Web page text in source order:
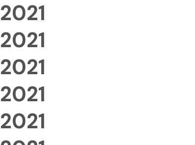
2021
2021
2021
2021
2021